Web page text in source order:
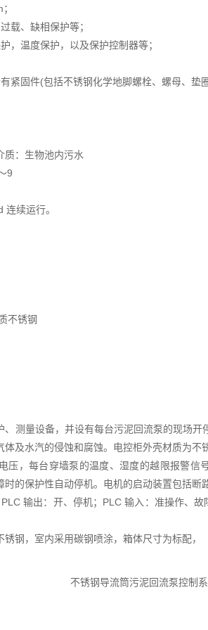
载、缺相保护等；
，温度保护，以及保护控制器等；
紧固件(包括不锈钢化学地脚螺栓、螺母、垫
质：生物池内污水
9
续运行。
不锈钢
、测量设备，并设有每台污泥回流泵的现场
及水汽的侵蚀和腐蚀。电控柜外壳材质为不
压，每台穿墙泵的温度、湿度的越限报警
的保护性自动停机。电机的启动装置包括断
输出：开、停机；PLC 输入：准操作、
钢，室内采用碳钢喷涂，箱体尺寸为标配，